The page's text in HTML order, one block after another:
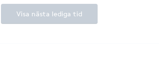
Visa nästa lediga tid